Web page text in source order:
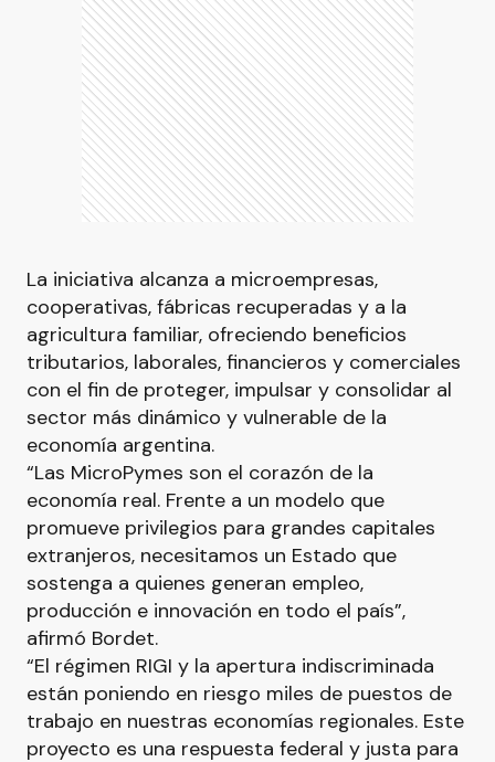
La iniciativa alcanza a microempresas,
cooperativas, fábricas recuperadas y a la
agricultura familiar, ofreciendo beneficios
tributarios, laborales, financieros y comerciales
con el fin de proteger, impulsar y consolidar al
sector más dinámico y vulnerable de la
economía argentina.
“Las MicroPymes son el corazón de la
economía real. Frente a un modelo que
promueve privilegios para grandes capitales
extranjeros, necesitamos un Estado que
sostenga a quienes generan empleo,
producción e innovación en todo el país”,
afirmó Bordet.
“El régimen RIGI y la apertura indiscriminada
están poniendo en riesgo miles de puestos de
trabajo en nuestras economías regionales. Este
proyecto es una respuesta federal y justa para